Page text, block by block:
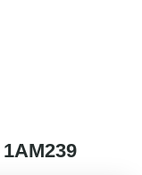
1AM239